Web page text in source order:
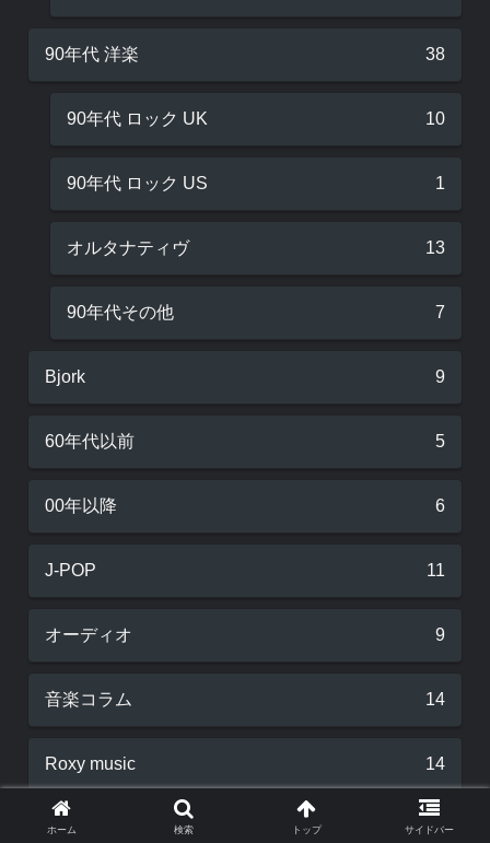
90年代 洋楽 38
90年代 ロック UK 10
90年代 ロック US 1
オルタナティヴ 13
90年代その他 7
Bjork 9
60年代以前 5
00年以降 6
J-POP 11
オーディオ 9
音楽コラム 14
Roxy music 14
サントラ 11
ホーム 検索 トップ サイドバー